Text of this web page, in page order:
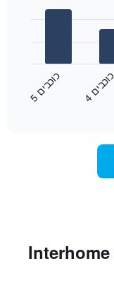
4כו
כ
ב
ים 5כו
כ
ב
ים
שאלות נפוצות על מלונות Interhome